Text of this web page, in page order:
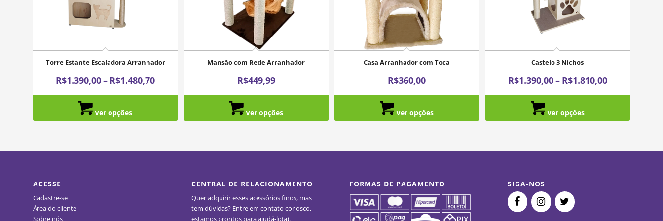
Torre Estante Escaladora Arranhador
R$1.390,00– R$1.480,70Price
Ver opções
Mansão com Rede Arranhador
R$449,99
Ver opções
Casa Arranhador com Toca
R$360,00
Ver opções
Castelo 3 Nichos
R$1.390,00– R$1.810,00Price
Ver opções
ACESSE
Cadastre-se
Área do cliente
Sobre nós
CENTRAL DE RELACIONAMENTO
Quer adquirir esses acessórios finos, mas
tem dúvidas? Entre em contato conosco,
estamos prontos para ajudá-lo(a).
FORMAS DE PAGAMENTO SIGA-NOS